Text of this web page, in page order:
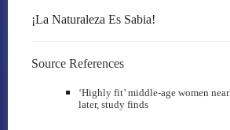
¡La Naturaleza Es Sabia!
Source References
‘Highly fit’ middle-age women
later, study finds